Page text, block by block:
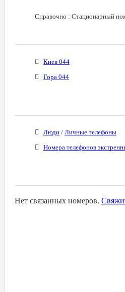
Справочно : Стационарный
Киев 044
Гора 044
Люди / Личные телефоны
Номера телефонов
Нет связанных номеров.